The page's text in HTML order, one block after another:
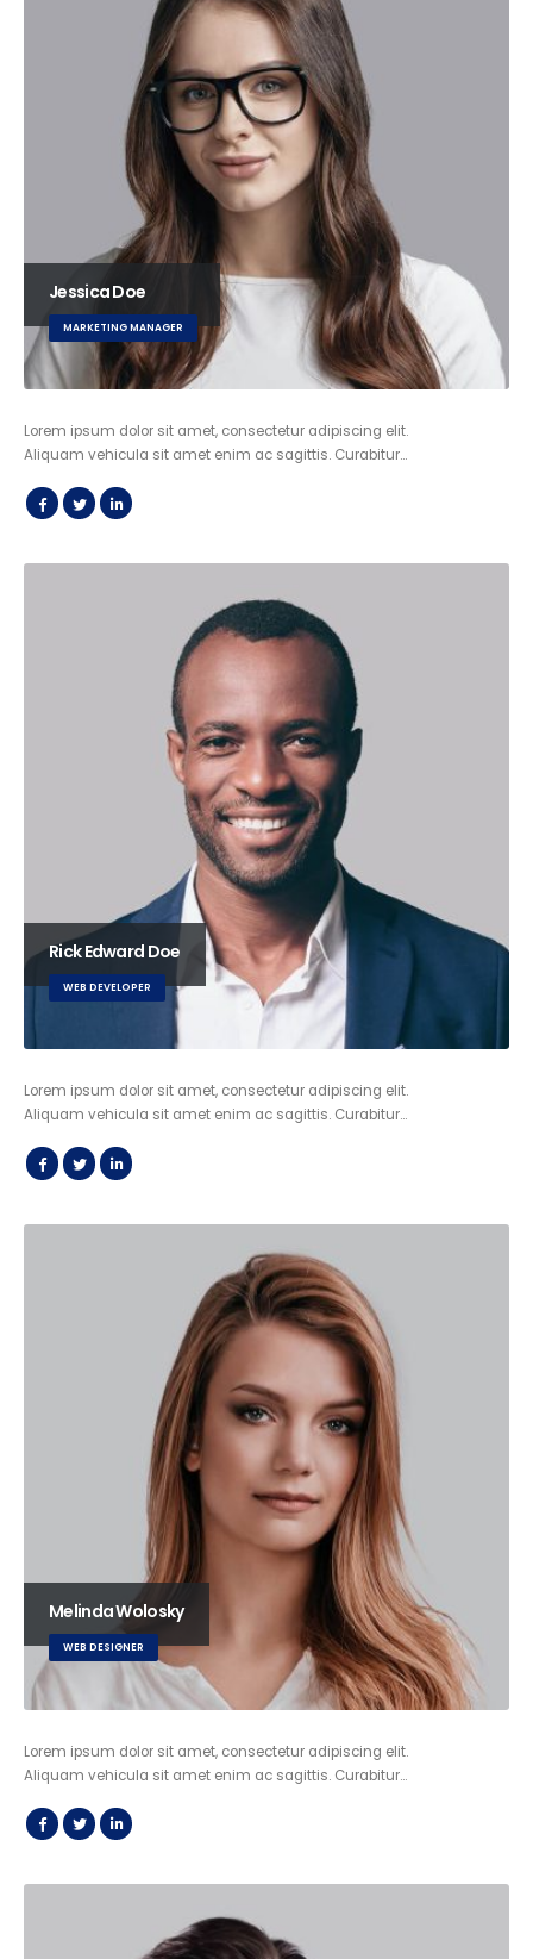
Jessica Doe
MARKETING MANAGER
Lorem ipsum dolor sit amet, consectetur adipiscing elit.
Aliquam vehicula sit amet enim ac sagittis. Curabitur…
Rick Edward Doe
WEB DEVELOPER
Lorem ipsum dolor sit amet, consectetur adipiscing elit.
Aliquam vehicula sit amet enim ac sagittis. Curabitur…
Melinda Wolosky
WEB DESIGNER
Lorem ipsum dolor sit amet, consectetur adipiscing elit.
Aliquam vehicula sit amet enim ac sagittis. Curabitur…